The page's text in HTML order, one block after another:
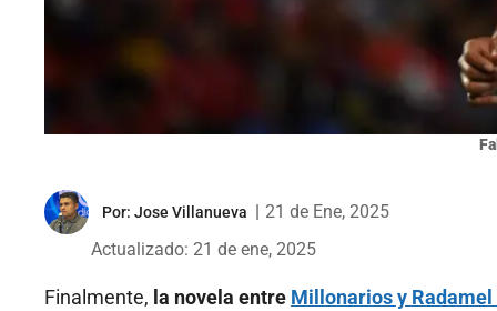
Por: Jose Villanueva
21 de Ene, 2025
Actualizado: 21 de ene, 2025
Finalmente, la novela entre Millonarios y Radamel